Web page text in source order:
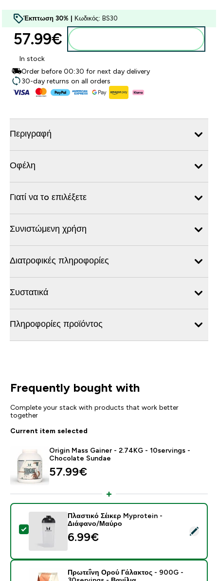
Έκπτωση 30% | Κωδικός: BS30
57.99€‎
In stock
Order before 00:30 for next day delivery
30-day returns on all orders
Περιγραφή
Οφέλη
Γιατί να τo επιλέξετε
Συνιστώμενη χρήση
Διατροφικές πληροφορίες
Συστατικά
Πληροφορίες προϊόντος
Frequently bought with
Complete your stack with products that work better
together
Current item selected
Origin Mass Gainer - 2.74KG - 10servings -
Chocolate Sundae
57.99€‎
Select this product - Πλαστικό Σέικερ Myprotein -
Πλαστικό Σέικερ Myprotein -
Διάφανο/Μαύρο
6.99€‎
Πρωτεΐνη Ορού Γάλακτος - 900G -